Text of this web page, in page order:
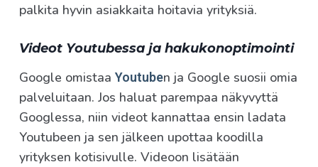
palkita hyvin asiakkaita hoitavia yrityksiä.
Videot Youtubessa ja hakukonoptimointi
Google omistaa Youtuben ja Google suosii omia
palveluitaan. Jos haluat parempaa näkyvyttä
Googlessa, niin videot kannattaa ensin ladata
Youtubeen ja sen jälkeen upottaa koodilla
yrityksen kotisivulle. Videoon lisätään